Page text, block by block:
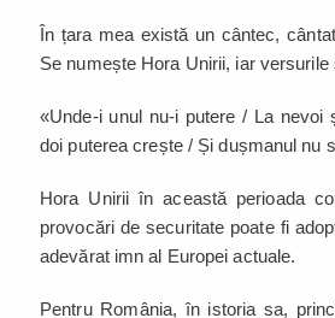
În țara mea există un cântec,
Se numește Hora Unirii, iar versurile
«Unde-i unul nu-i putere / La nevoi
doi puterea crește / Și dușmanul nu
Hora Unirii în această perioada
provocări de securitate poate fi
adevărat imn al Europei actuale.
Pentru România, în istoria sa,